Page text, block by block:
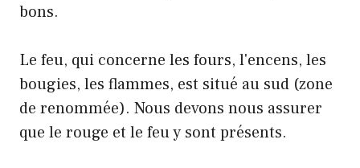
bons.
Le feu, qui concerne les fours, l'encens, les
bougies, les flammes, est situé au sud (zone
de renommée). Nous devons nous assurer
que le rouge et le feu y sont présents.